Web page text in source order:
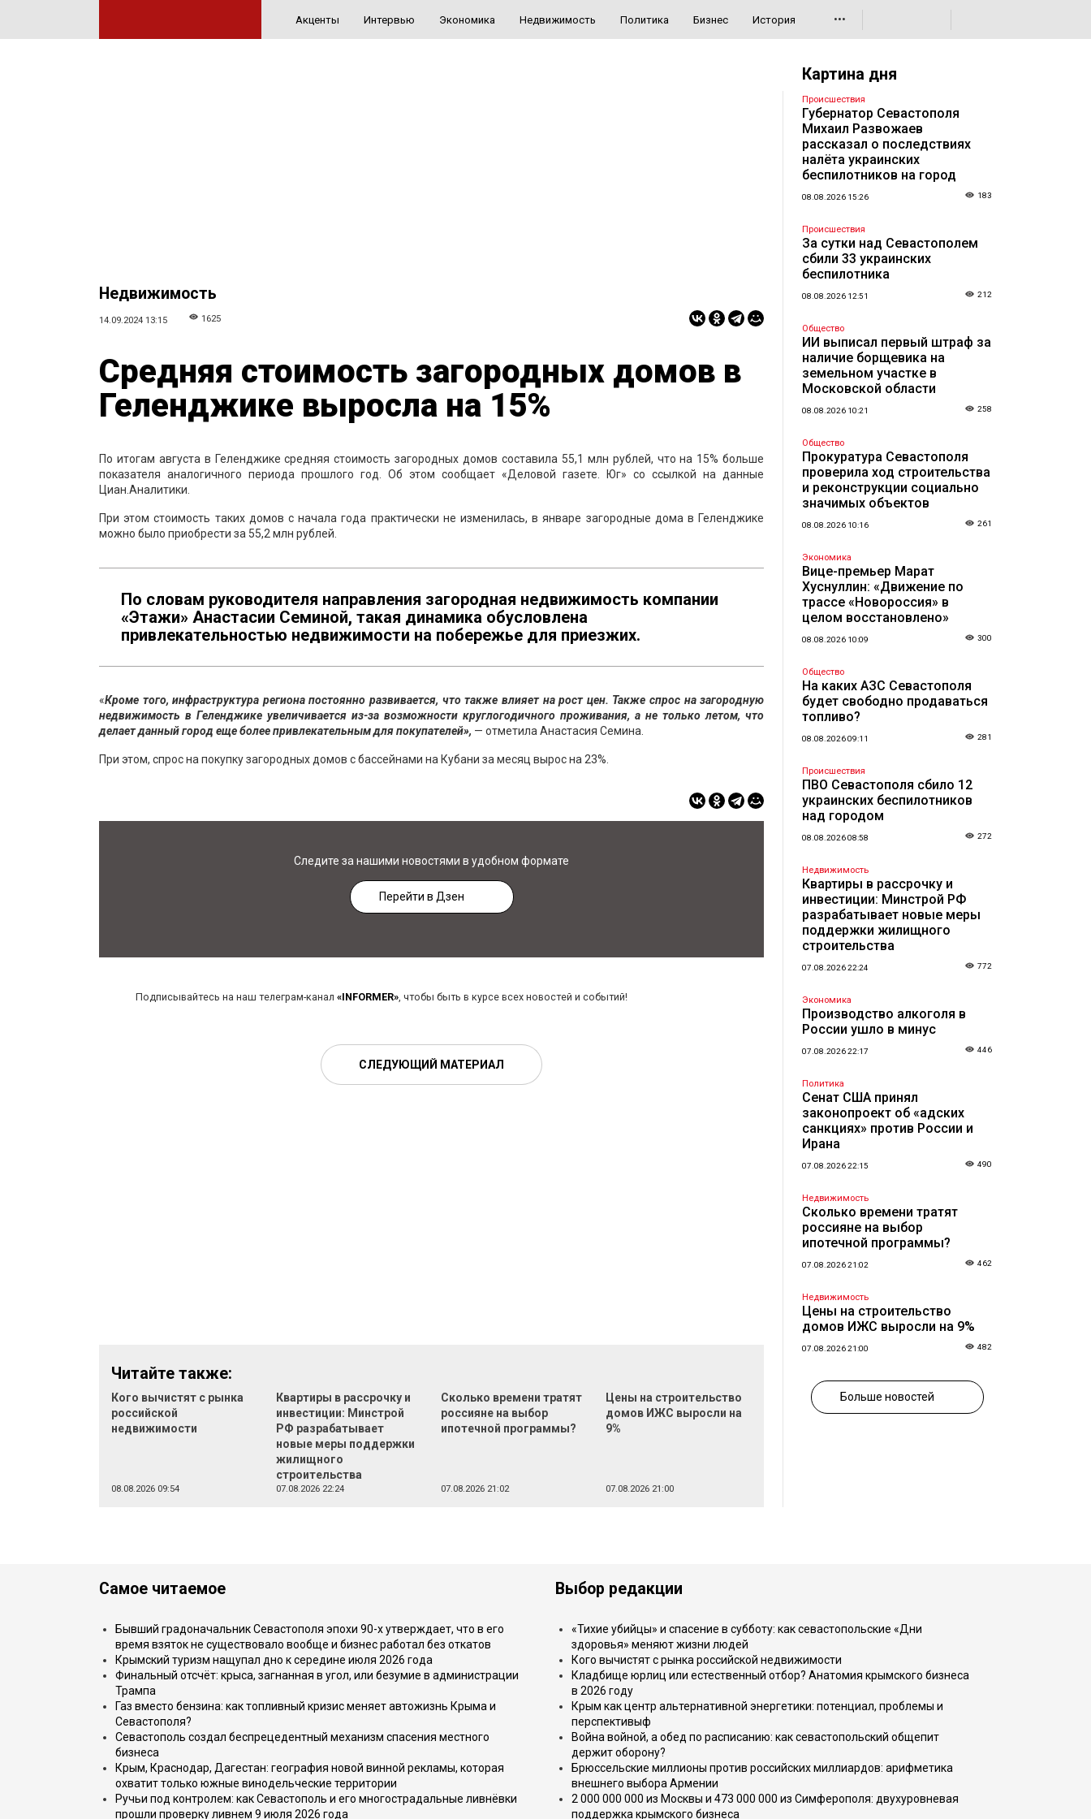
Акценты Интервью Экономика Недвижимость Политика Бизнес История •••
Недвижимость
14.09.2024 13:15 1625
Средняя стоимость загородных домов в
Геленджике выросла на 15%
По итогам августа в Геленджике средняя стоимость загородных домов составила 55,1 млн рублей, что на 15% больше
показателя аналогичного периода прошлого год. Об этом сообщает «Деловой газете. Юг» со ссылкой на данные
Циан.Аналитики.
При этом стоимость таких домов с начала года практически не изменилась, в январе загородные дома в Геленджике
можно было приобрести за 55,2 млн рублей.
По словам руководителя направления загородная недвижимость компании
«Этажи» Анастасии Семиной, такая динамика обусловлена
привлекательностью недвижимости на побережье для приезжих.
«Кроме того, инфраструктура региона постоянно развивается, что также влияет на рост цен. Также спрос на загородную
недвижимость в Геленджике увеличивается из-за возможности круглогодичного проживания, а не только летом, что
делает данный город еще более привлекательным для покупателей», — отметила Анастасия Семина.
При этом, спрос на покупку загородных домов с бассейнами на Кубани за месяц вырос на 23%.
Следите за нашими новостями в удобном формате
Перейти в Дзен
Подписывайтесь на наш телеграм-канал «INFORMER», чтобы быть в курсе всех новостей и событий!
СЛЕДУЮЩИЙ МАТЕРИАЛ
Читайте также:
Кого вычистят с рынка
российской
недвижимости
08.08.2026 09:54
Квартиры в рассрочку и
инвестиции: Минстрой
РФ разрабатывает
новые меры поддержки
жилищного
строительства
07.08.2026 22:24
Сколько времени тратят
россияне на выбор
ипотечной программы?
07.08.2026 21:02
Цены на строительство
домов ИЖС выросли на
9%
07.08.2026 21:00
Картина дня
Происшествия
Губернатор Севастополя
Михаил Развожаев
рассказал о последствиях
налёта украинских
беспилотников на город
08.08.2026 15:26 183
Происшествия
За сутки над Севастополем
сбили 33 украинских
беспилотника
08.08.2026 12:51 212
Общество
ИИ выписал первый штраф за
наличие борщевика на
земельном участке в
Московской области
08.08.2026 10:21 258
Общество
Прокуратура Севастополя
проверила ход строительства
и реконструкции социально
значимых объектов
08.08.2026 10:16 261
Экономика
Вице-премьер Марат
Хуснуллин: «Движение по
трассе «Новороссия» в
целом восстановлено»
08.08.2026 10:09 300
Общество
На каких АЗС Севастополя
будет свободно продаваться
топливо?
08.08.2026 09:11 281
Происшествия
ПВО Севастополя сбило 12
украинских беспилотников
над городом
08.08.2026 08:58 272
Недвижимость
Квартиры в рассрочку и
инвестиции: Минстрой РФ
разрабатывает новые меры
поддержки жилищного
строительства
07.08.2026 22:24 772
Экономика
Производство алкоголя в
России ушло в минус
07.08.2026 22:17 446
Политика
Сенат США принял
законопроект об «адских
санкциях» против России и
Ирана
07.08.2026 22:15 490
Недвижимость
Сколько времени тратят
россияне на выбор
ипотечной программы?
07.08.2026 21:02 462
Недвижимость
Цены на строительство
домов ИЖС выросли на 9%
07.08.2026 21:00 482
Больше новостей
Самое читаемое
Бывший градоначальник Севастополя эпохи 90-х утверждает, что в его
время взяток не существовало вообще и бизнес работал без откатов
Крымский туризм нащупал дно к середине июля 2026 года
Финальный отсчёт: крыса, загнанная в угол, или безумие в администрации
Трампа
Газ вместо бензина: как топливный кризис меняет автожизнь Крыма и
Севастополя?
Севастополь создал беспрецедентный механизм спасения местного
бизнеса
Крым, Краснодар, Дагестан: география новой винной рекламы, которая
охватит только южные винодельческие территории
Ручьи под контролем: как Севастополь и его многострадальные ливнёвки
прошли проверку ливнем 9 июля 2026 года
Выбор редакции
«Тихие убийцы» и спасение в субботу: как севастопольские «Дни
здоровья» меняют жизни людей
Кого вычистят с рынка российской недвижимости
Кладбище юрлиц или естественный отбор? Анатомия крымского бизнеса
в 2026 году
Крым как центр альтернативной энергетики: потенциал, проблемы и
перспективыф
Война войной, а обед по расписанию: как севастопольский общепит
держит оборону?
Брюссельские миллионы против российских миллиардов: арифметика
внешнего выбора Армении
2 000 000 000 из Москвы и 473 000 000 из Симферополя: двухуровневая
поддержка крымского бизнеса